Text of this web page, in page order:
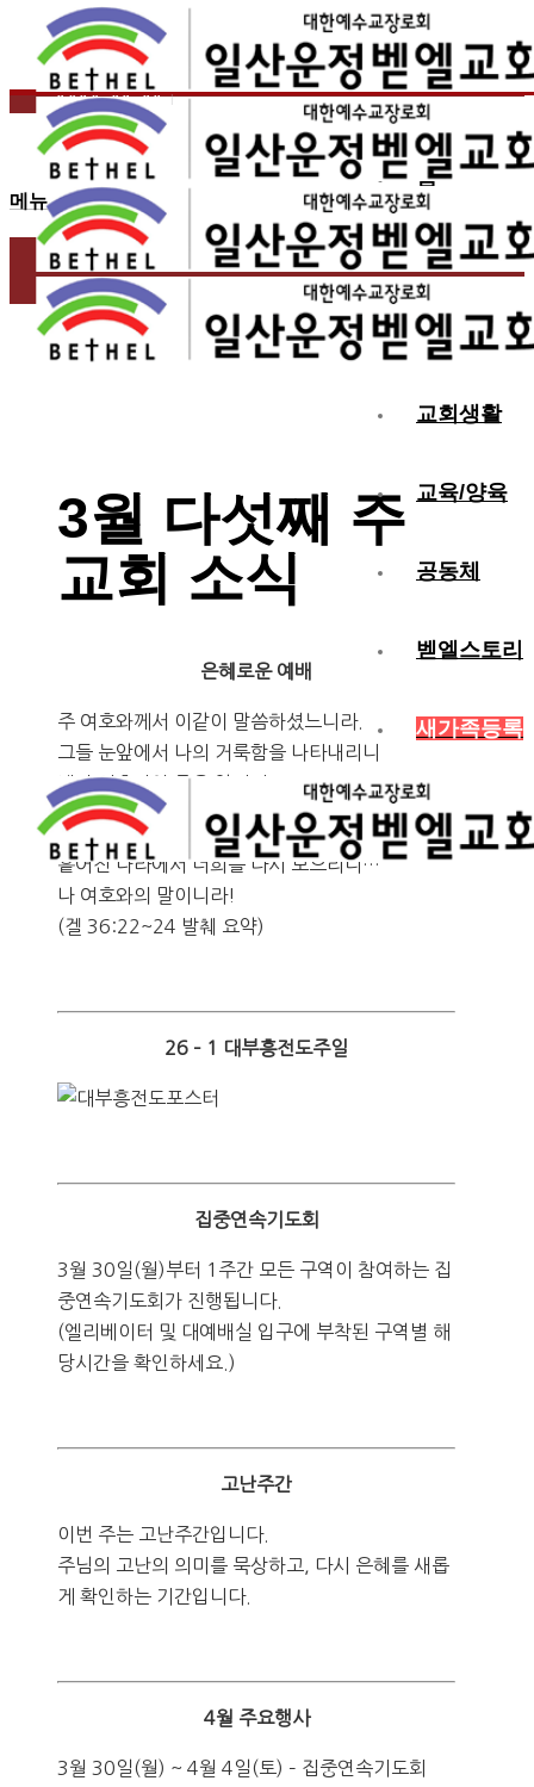
홈
교회소개
예배
교회생활
교육/양육
공동체
벧엘스토리
새가족등록
메뉴
2026.03.28
3월 다섯째 주 교회 소식
3월 다섯째 주
교회 소식
은혜로운 예배
주 여호와께서 이같이 말씀하셨느니라.
그들 눈앞에서 나의 거룩함을 나타내리니
내가 여호와인 줄을 알리라.
내가 너희들을 여러 나라 가운데서 인도하고
흩어진 나라에서 너희를 다시 모으리니…
나 여호와의 말이니라!
(겔 36:22~24 발췌 요약)
26 – 1 대부흥전도주일
집중연속기도회
3월 30일(월)부터 1주간 모든 구역이 참여하는 집
중연속기도회가 진행됩니다.
(엘리베이터 및 대예배실 입구에 부착된 구역별 해
당시간을 확인하세요.)
고난주간
이번 주는 고난주간입니다.
주님의 고난의 의미를 묵상하고, 다시 은혜를 새롭
게 확인하는 기간입니다.
4월 주요행사
3월 30일(월) ~ 4월 4일(토) – 집중연속기도회